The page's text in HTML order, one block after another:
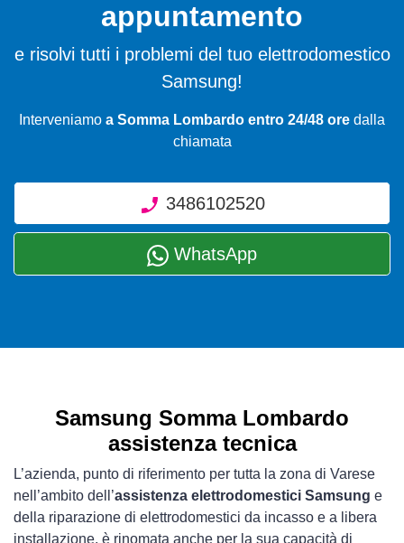
appuntamento
e risolvi tutti i problemi del tuo elettrodomestico
Samsung!
Interveniamo a Somma Lombardo entro 24/48 ore dalla
chiamata
3486102520
WhatsApp
Samsung Somma Lombardo
assistenza tecnica
L’azienda, punto di riferimento per tutta la zona di Varese
nell’ambito dell’assistenza elettrodomestici Samsung e
della riparazione di elettrodomestici da incasso e a libera
installazione, è rinomata anche per la sua capacità di